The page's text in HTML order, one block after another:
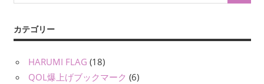
カテゴリー
HARUMI FLAG (18)
QOL爆上げブックマーク (6)